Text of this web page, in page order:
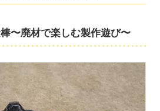
〜廃材で楽しむ製作遊び〜